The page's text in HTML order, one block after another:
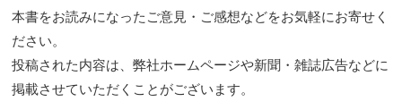
本書をお読みになったご意見・ご感想などをお気軽にお寄せく
ださい。
投稿された内容は、弊社ホームページや新聞・雑誌広告などに
掲載させていただくことがございます。